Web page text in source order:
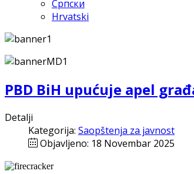
Српски
Hrvatski
PBD BiH upućuje apel
Detalji
Kategorija: Saopštenja za javnost
Objavljeno: 18 Novembar 2025